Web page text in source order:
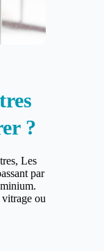
?
Les
par
vitrage ou